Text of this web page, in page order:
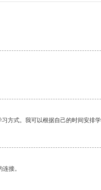
方式。我可以根据自己的时间安排学
接。